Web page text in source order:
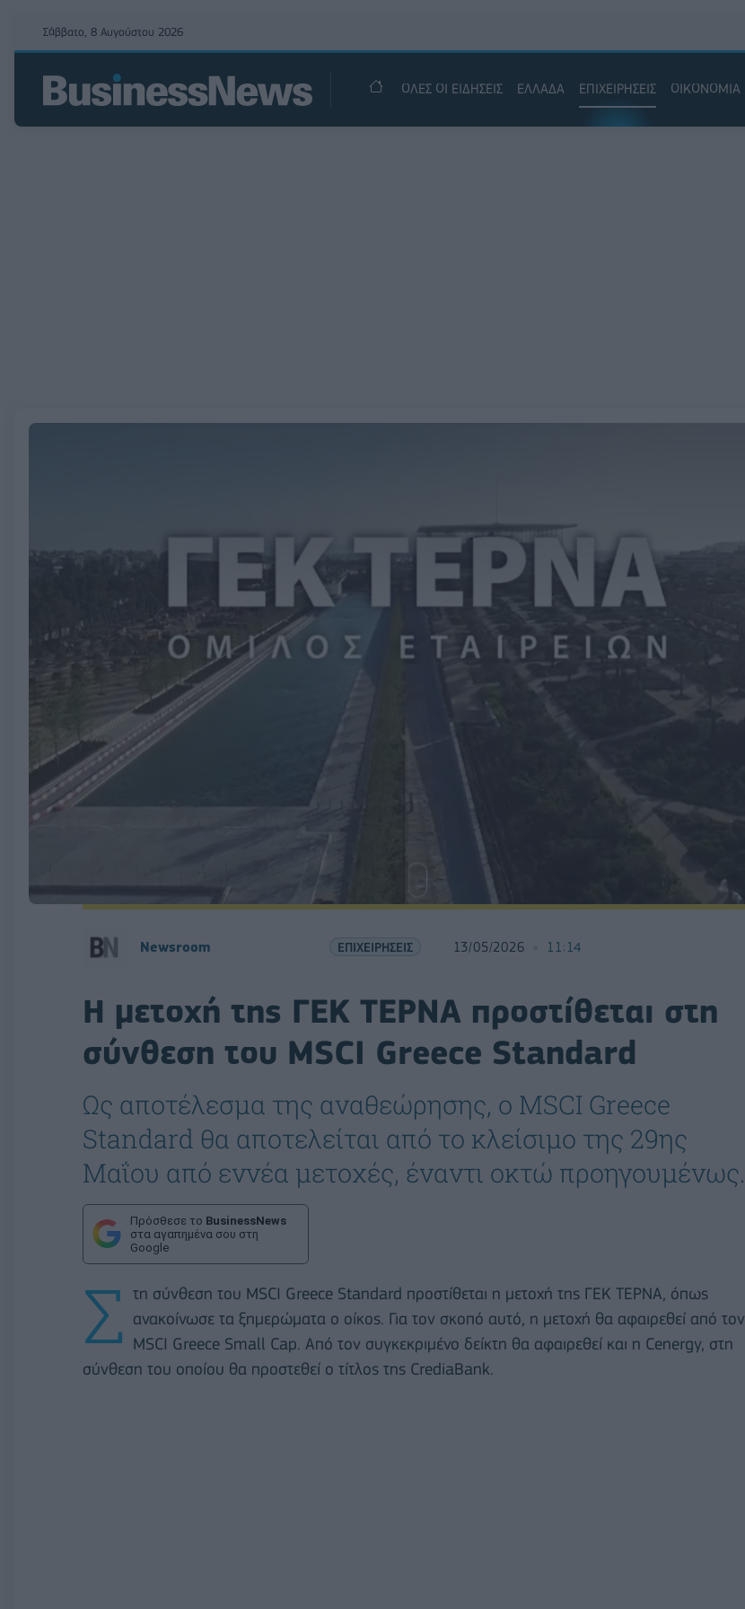
Σάββατο, 8 Αυγούστου 2026
ΟΛΕΣ ΟΙ ΕΙΔΗΣΕΙΣ ΕΛΛΑΔΑ ΕΠΙΧΕΙΡΗΣΕΙΣ ΟΙΚΟΝΟΜΙΑ
Newsroom ΕΠΙΧΕΙΡΗΣΕΙΣ 13/05/2026 11:14
H μετοχή της ΓΕΚ ΤΕΡΝΑ προστίθεται στη
σύνθεση του MSCI Greece Standard
Ως αποτέλεσμα της αναθεώρησης, ο MSCI Greece
Standard θα αποτελείται από το κλείσιμο της 29ης
Μαΐου από εννέα μετοχές, έναντι οκτώ προηγουμένως.
Πρόσθεσε το BusinessNews
στα αγαπημένα σου στη
Google
Σ τη σύνθεση του MSCI Greece Standard προστίθεται η μετοχή της ΓΕΚ ΤΕΡΝΑ, όπως
ανακοίνωσε τα ξημερώματα ο οίκος. Για τον σκοπό αυτό, η μετοχή θα αφαιρεθεί από τον
MSCI Greece Small Cap. Από τον συγκεκριμένο δείκτη θα αφαιρεθεί και η Cenergy, στη
σύνθεση του οποίου θα προστεθεί ο τίτλος της CrediaBank.